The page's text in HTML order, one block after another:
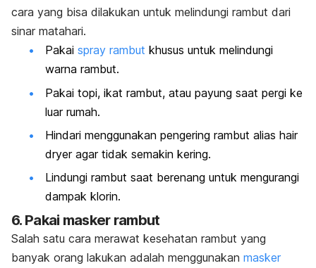
cara yang bisa dilakukan untuk melindungi rambut dari
sinar matahari.
Pakai spray rambut khusus untuk melindungi
warna rambut.
Pakai topi, ikat rambut, atau payung saat pergi ke
luar rumah.
Hindari menggunakan pengering rambut alias hair
dryeragar tidak semakin kering.
Lindungi rambut saat berenang untuk mengurangi
dampak klorin.
6. Pakai masker rambut
Salah satu cara merawat kesehatan rambut yang
banyak orang lakukan adalah menggunakan masker